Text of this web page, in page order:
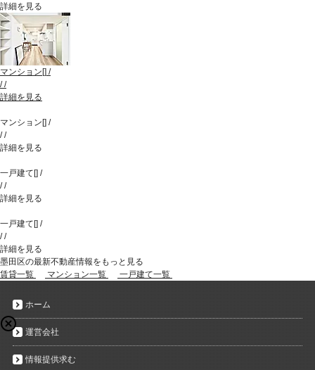
詳細を見る
マンション [] /
//
詳細を見る
マンション [] /
//
詳細を見る
一戸建て [] /
//
詳細を見る
一戸建て [] /
//
詳細を見る
墨田区の最新不動産情報をもっと見る
賃貸一覧
マンション一覧 一戸建て一覧
ホーム
運営会社
情報提供求む